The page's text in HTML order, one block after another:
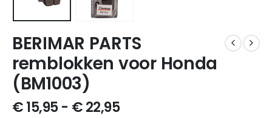
BERIMAR PARTS
remblokken voor Honda
(BM1003)
€15,95- €22,95